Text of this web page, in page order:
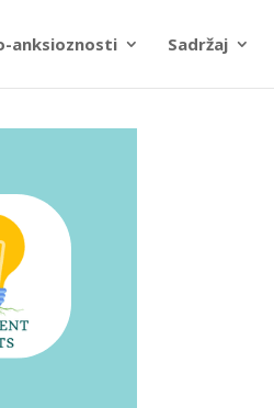
anksioznosti Sadržaj